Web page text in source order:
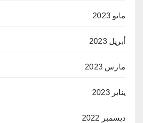
مايو 2023
أبريل 2023
مارس 2023
يناير 2023
ديسمبر 2022